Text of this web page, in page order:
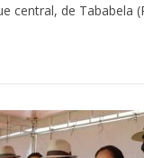
central, de Tababela